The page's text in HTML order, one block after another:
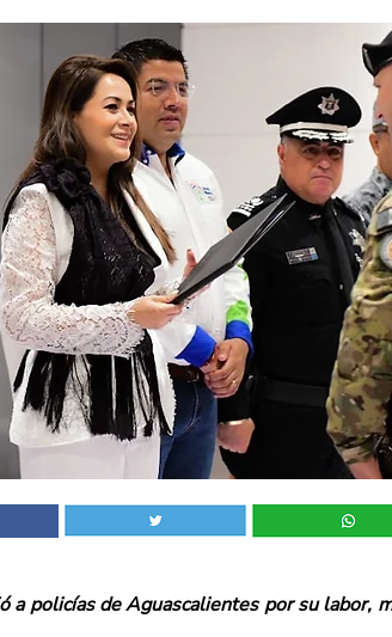
a policías de Aguascalientes por su labor,